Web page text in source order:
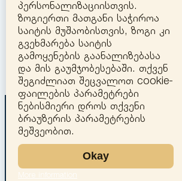
პერსონალიზაციისთვის.
ზოგიერთი მათგანი საჭიროა
საიტის მუშაობისთვის, ზოგი კი
გვეხმარება საიტის
გამოყენების გაანალიზებასა
და მის გაუმჯობესებაში. თქვენ
შეგიძლიათ შეცვალოთ cookie-
ფაილების პარამეტრები
ნებისმიერი დროს თქვენი
ბრაუზერის პარამეტრების
მეშვეობით.
Okay
More information